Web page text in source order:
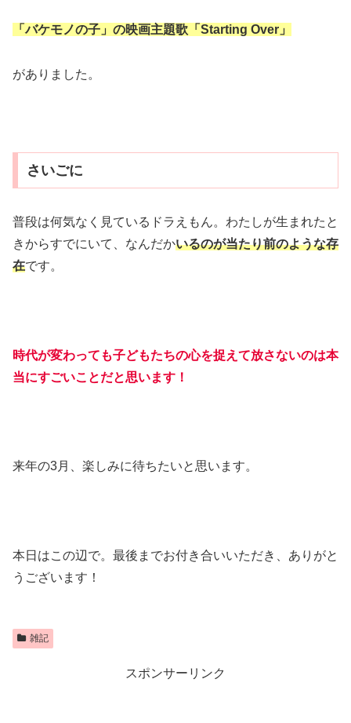
「バケモノの子」の映画主題歌「Starting Over」
がありました。
さいごに
普段は何気なく見ているドラえもん。わたしが生まれたと
きからすでにいて、なんだかいるのが当たり前のような存
在です。
時代が変わっても子どもたちの心を捉えて放さないのは本
当にすごいことだと思います！
来年の3月、楽しみに待ちたいと思います。
本日はこの辺で。最後までお付き合いいただき、ありがと
うございます！
雑記
スポンサーリンク